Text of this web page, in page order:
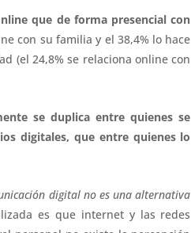
que de forma presencial con
con su familia y el 38,4% lo hace
(el 24,8% se relaciona online con
se duplica entre quienes se
digitales, que entre quienes lo
digital no es una alternativa
es que internet y las redes